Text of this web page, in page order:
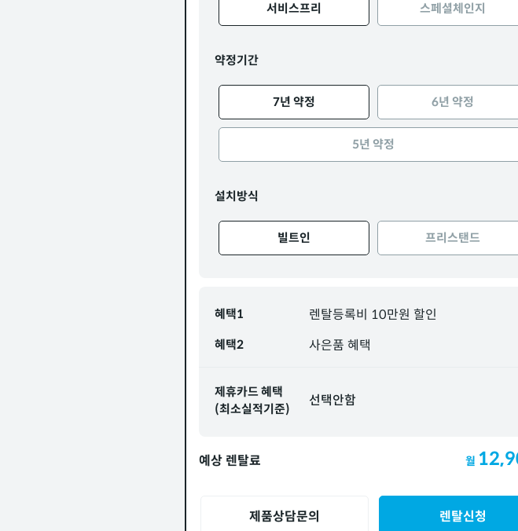
서비스프리 스페셜체인지
약정기간
7년 약정 6년 약정
5년 약정
설치방식
빌트인 프리스탠드
혜택1 렌탈등록비 10만원 할인
혜택2 사은품 혜택
제휴카드 혜택
(최소실적기준)
선택안함
예상 렌탈료 월
제품상담문의 렌탈신청